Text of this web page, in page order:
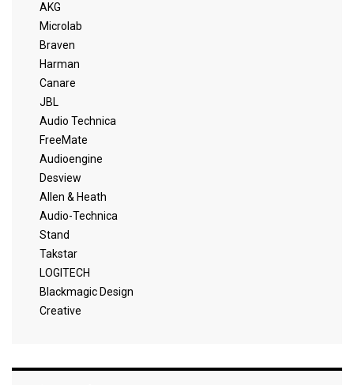
AKG
Microlab
Braven
Harman
Canare
JBL
Audio Technica
FreeMate
Audioengine
Desview
Allen & Heath
Audio-Technica
Stand
Takstar
LOGITECH
Blackmagic Design
Creative